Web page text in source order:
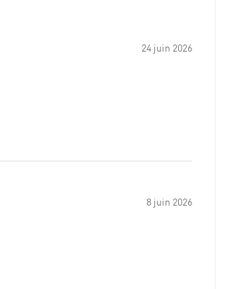
24 juin 2026
8 juin 2026